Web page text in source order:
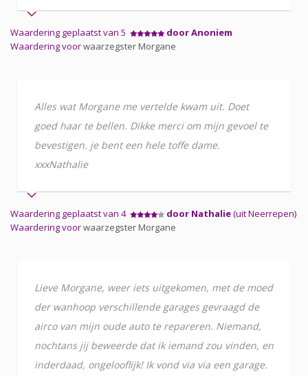
Waardering geplaatst van 5
door Anoniem
Waardering voorwaarzegster Morgane
Alles wat Morgane me vertelde kwam uit. Doet
goed haar te bellen. Dikke merci om mijn gevoel te
bevestigen. je bent een hele toffe dame.
xxxNathalie
Waardering geplaatst van 4 door Nathalie(uit Neerrepen)
Waardering voorwaarzegster Morgane
Lieve Morgane, weer iets uitgekomen, met de moed
der wanhoop verschillende garages gevraagd de
airco van mijn oude auto te repareren. Niemand,
nochtans jij beweerde dat ik iemand zou vinden, en
inderdaad, ongelooflijk! Ik vond via via een garage.